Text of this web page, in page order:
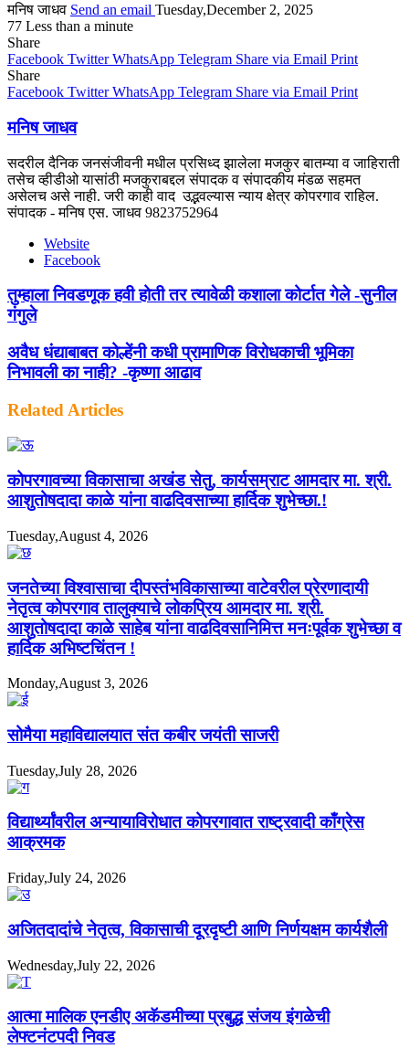
मनिष जाधव Send an email Tuesday,December 2, 2025
77 Less than a minute
Share
Facebook Twitter WhatsApp Telegram Share via Email Print
Share
Facebook Twitter WhatsApp Telegram Share via Email Print
मनिष जाधव
सदरील दैनिक जनसंजीवनी मधील प्रसिध्द झालेला मजकुर बातम्या व जाहिराती
तसेच व्हीडीओ यासांठी मजकुराबद्दल संपादक व संपादकीय मंडळ सहमत
असेलच असे नाही. जरी काही वाद उद्भवल्यास न्याय क्षेत्र कोपरगाव राहिल.
संपादक - मनिष एस. जाधव 9823752964
Website
Facebook
तुम्हाला निवडणूक हवी होती तर त्यावेळी कशाला कोर्टात गेले -सुनील
गंगुले
अवैध धंद्याबाबत कोल्हेंनी कधी प्रामाणिक विरोधकाची भूमिका
निभावली का नाही? -कृष्णा आढाव
Related Articles
कोपरगावच्या विकासाचा अखंड सेतु, कार्यसम्राट आमदार मा. श्री.
आशुतोषदादा काळे यांना वाढदिवसाच्या हार्दिक शुभेच्छा.!
Tuesday,August 4, 2026
जनतेच्या विश्वासाचा दीपस्तंभविकासाच्या वाटेवरील प्रेरणादायी
नेतृत्व कोपरगाव तालुक्याचे लोकप्रिय आमदार मा. श्री.
आशुतोषदादा काळे साहेब यांना वाढदिवसानिमित्त मनःपूर्वक शुभेच्छा व
हार्दिक अभिष्टचिंतन !
Monday,August 3, 2026
सोमैया महाविद्यालयात संत कबीर जयंती साजरी
Tuesday,July 28, 2026
विद्यार्थ्यांवरील अन्यायाविरोधात कोपरगावात राष्ट्रवादी काँग्रेस
आक्रमक
Friday,July 24, 2026
अजितदादांचे नेतृत्व, विकासाची दूरदृष्टी आणि निर्णयक्षम कार्यशैली
Wednesday,July 22, 2026
आत्मा मालिक एनडीए अकॅडमीच्या प्रबुद्ध संजय इंगळेची
लेफ्टनंटपदी निवड